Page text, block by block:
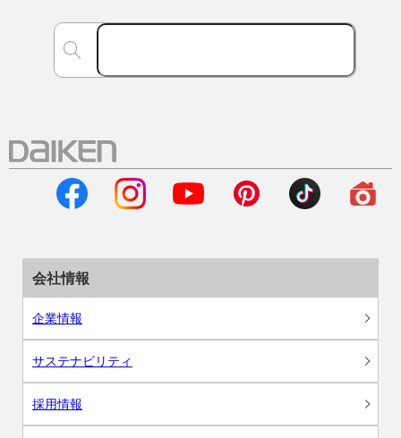
会社情報
企業情報
サステナビリティ
採用情報